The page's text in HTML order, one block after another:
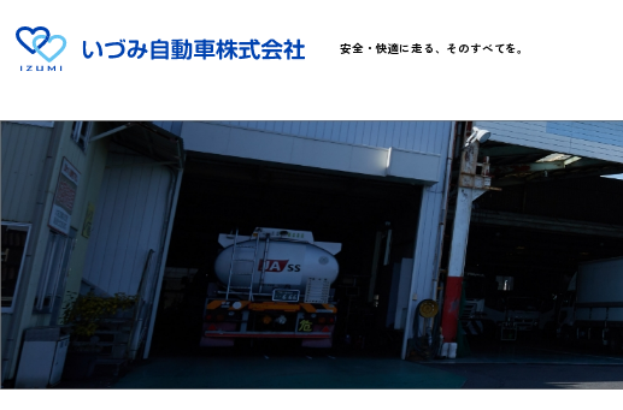
安全・快適に走る、そのすべてを。